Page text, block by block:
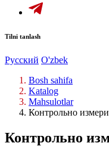
Tilni tanlash
Русский O'zbek
Bosh sahifa
Katalog
Mahsulotlar
Контрольно
Контрольно